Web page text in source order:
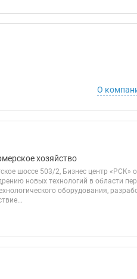
О
хозяйство
шоссе 503/2, Бизнес центр «РСК»
новых технологий в области
оборудования,